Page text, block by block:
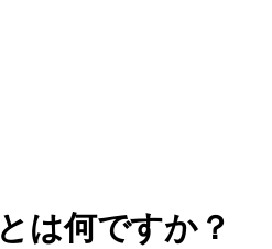
は何ですか？